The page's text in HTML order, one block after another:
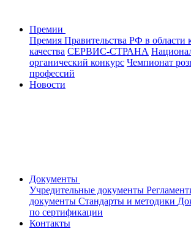
Премии
Премия Правительства РФ в области
качества СЕРВИС-СТРАНА
органический конкурс Чемпионат
профессий
Новости
Документы
Учредительные документы
документы Стандарты и методики
по сертификации
Контакты